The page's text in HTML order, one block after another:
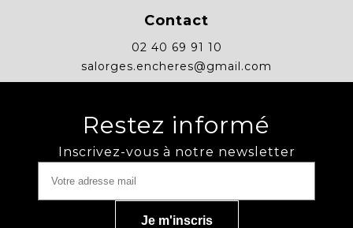
Contact
02 40 69 91 10
salorges.encheres@gmail.com
Restez informé
Inscrivez-vous à notre newsletter